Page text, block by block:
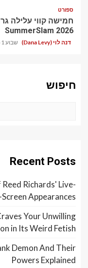
ספורט
SummerSlam 2026
דנה לוי (Dana Levy) שבוע 1 ago
חיפוש
Recent Posts
Richards' Live-
Appearances
Your Unwilling
in Its Weird Fetish
Demon And Their
Powers Explained